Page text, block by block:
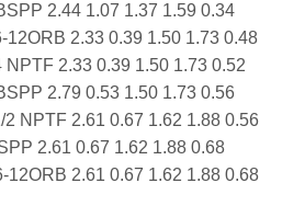
2.44 1.07 1.37 1.59 0.34
12ORB 2.33 0.39 1.50 1.73 0.48
2.33 0.39 1.50 1.73 0.52
2.79 0.53 1.50 1.73 0.56
NPTF 2.61 0.67 1.62 1.88 0.56
2.61 0.67 1.62 1.88 0.68
12ORB 2.61 0.67 1.62 1.88 0.68